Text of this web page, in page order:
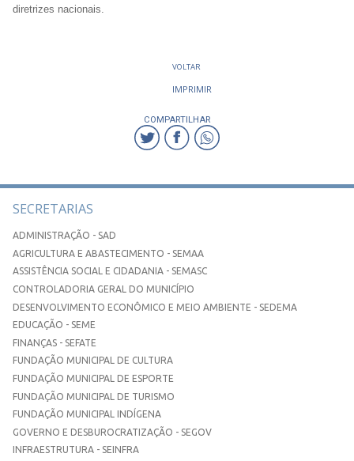
diretrizes nacionais.
VOLTAR
IMPRIMIR
COMPARTILHAR
SECRETARIAS
ADMINISTRAÇÃO - SAD
AGRICULTURA E ABASTECIMENTO - SEMAA
ASSISTÊNCIA SOCIAL E CIDADANIA - SEMASC
CONTROLADORIA GERAL DO MUNICÍPIO
DESENVOLVIMENTO ECONÔMICO E MEIO AMBIENTE - SEDEMA
EDUCAÇÃO - SEME
FINANÇAS - SEFATE
FUNDAÇÃO MUNICIPAL DE CULTURA
FUNDAÇÃO MUNICIPAL DE ESPORTE
FUNDAÇÃO MUNICIPAL DE TURISMO
FUNDAÇÃO MUNICIPAL INDÍGENA
GOVERNO E DESBUROCRATIZAÇÃO - SEGOV
INFRAESTRUTURA - SEINFRA